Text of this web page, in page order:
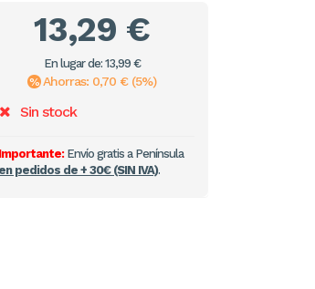
13,29 €
En lugar de: 13,99 €
Ahorras: 0,70 € (5%)
Sin stock
Importante:Envío gratis a Península
en pedidos de + 30€ (SIN IVA).